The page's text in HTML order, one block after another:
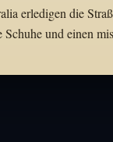
erledigen die
und einen